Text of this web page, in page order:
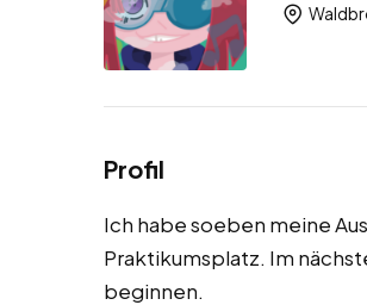
Profil
Ich habe soeben meine
Praktikumsplatz. Im
beginnen.